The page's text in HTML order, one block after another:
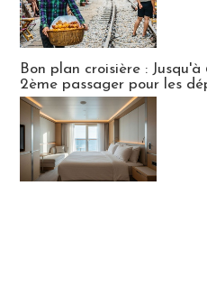
Bon plan croisière :
2ème passager pour les